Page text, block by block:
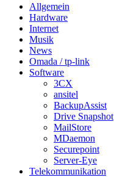
Allgemein
Hardware
Internet
Musik
News
Omada / tp-link
Software
3CX
ansitel
BackupAssist
Drive Snapshot
MailStore
MDaemon
Securepoint
Server-Eye
Telekommunikation